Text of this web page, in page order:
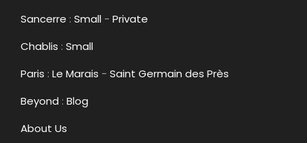
Sancerre : Small - Private
Chablis : Small
Paris : Le Marais - Saint Germain des Près
Beyond : Blog
About Us